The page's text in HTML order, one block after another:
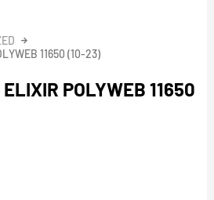
11650 (10-23)
POLYWEB 11650